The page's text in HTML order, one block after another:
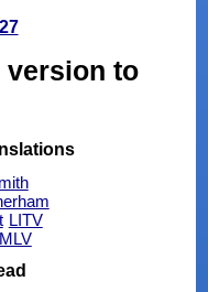
version to
LITV
MLV